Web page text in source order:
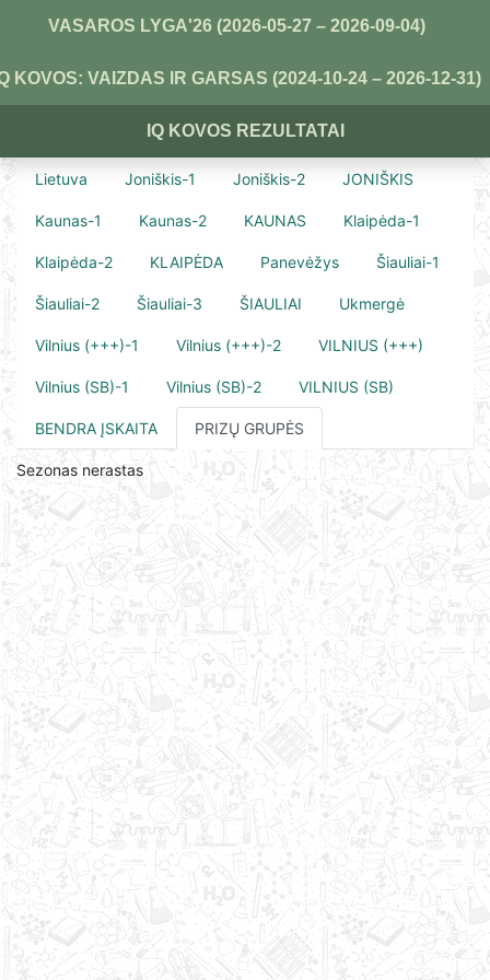
VASAROS LYGA'26 (2026-05-27 – 2026-09-04)
KOVOS: VAIZDAS IR GARSAS (2024-10-24 – 2026-12-31)
IQ KOVOS REZULTATAI
Lietuva Joniškis-1 Joniškis-2 JONIŠKIS
Kaunas-1 Kaunas-2 KAUNAS Klaipėda-1
Klaipėda-2 KLAIPĖDA Panevėžys Šiauliai-1
Šiauliai-2 Šiauliai-3 ŠIAULIAI Ukmergė
Vilnius (+++)-1 Vilnius (+++)-2 VILNIUS (+++)
Vilnius (SB)-1 Vilnius (SB)-2 VILNIUS (SB)
BENDRA ĮSKAITA PRIZŲ GRUPĖS
Sezonas nerastas